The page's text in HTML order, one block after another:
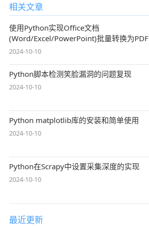
相关文章
使用Python实现Office文档
(Word/Excel/PowerPoint)批量转换为PDF
2024-10-10
Python脚本检测笑脸漏洞的问题复现
2024-10-10
Python matplotlib库的安装和简单使用
2024-10-10
Python在Scrapy中设置采集深度的实现
2024-10-10
最近更新